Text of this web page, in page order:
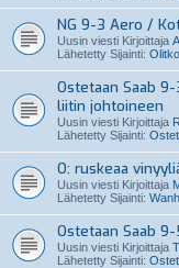
NG 9-3 Aero /
Uusin viesti Kirjoittaja
Lähetetty Sijainti:
Ostetaan Saab
liitin johtoineen
Uusin viesti Kirjoittaja
Lähetetty Sijainti:
O: ruskeaa
Uusin viesti Kirjoittaja
Lähetetty Sijainti:
Ostetaan Saab
Uusin viesti Kirjoittaja
Lähetetty Sijainti: